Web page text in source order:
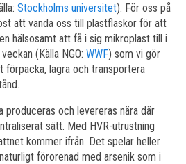
Stockholms universitet). För oss på
att vända oss till plastflaskor för att
hälsosamt att få i sig mikroplast till i
(Källa NGO: WWF) som vi gör
lagra och transportera
produceras och levereras nära där
sätt. Med HVR-utrustning
kommer ifrån. Det spelar heller
förorenad med arsenik som i